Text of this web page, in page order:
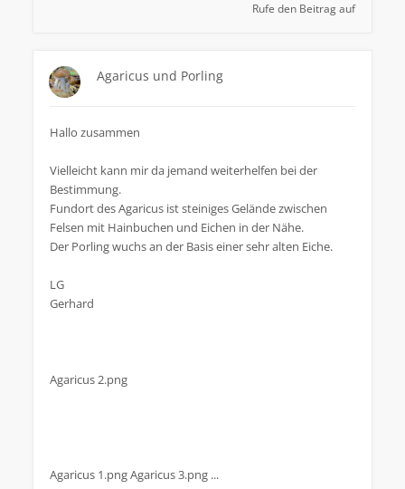
Rufe den Beitrag auf
Agaricus und Porling
Hallo zusammen
Vielleicht kann mir da jemand weiterhelfen bei der
Bestimmung.
Fundort des Agaricus ist steiniges Gelände zwischen
Felsen mit Hainbuchen und Eichen in der Nähe.
Der Porling wuchs an der Basis einer sehr alten Eiche.
LG
Gerhard
Agaricus 2.png
Agaricus 1.png Agaricus 3.png ...